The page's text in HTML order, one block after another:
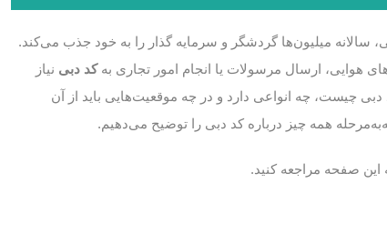
سالانه میلیون‌ها گردشگر و سرمایه‌ گذار را به خود جذب می‌کند.
هوایی، ارسال مرسولات یا انجام امور تجاری بهکد دبی نیاز
دبی چیست، چه انواعی دارد و در چه موقعیت‌هایی باید از آن
همه چیز درباره کد دبی را توضیح می‌دهیم.
این صفحه مراجعه کنید.